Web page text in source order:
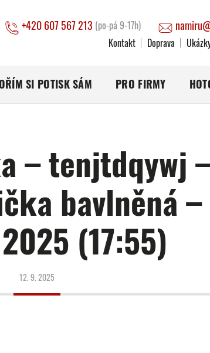
+420 607 567 213 (po-pá 9-17h)
Kontakt Doprava
SI POTISK SÁM PRO FIRMY
– tenjtdqywj
bavlněná –
(17:55)
12. 9. 2025